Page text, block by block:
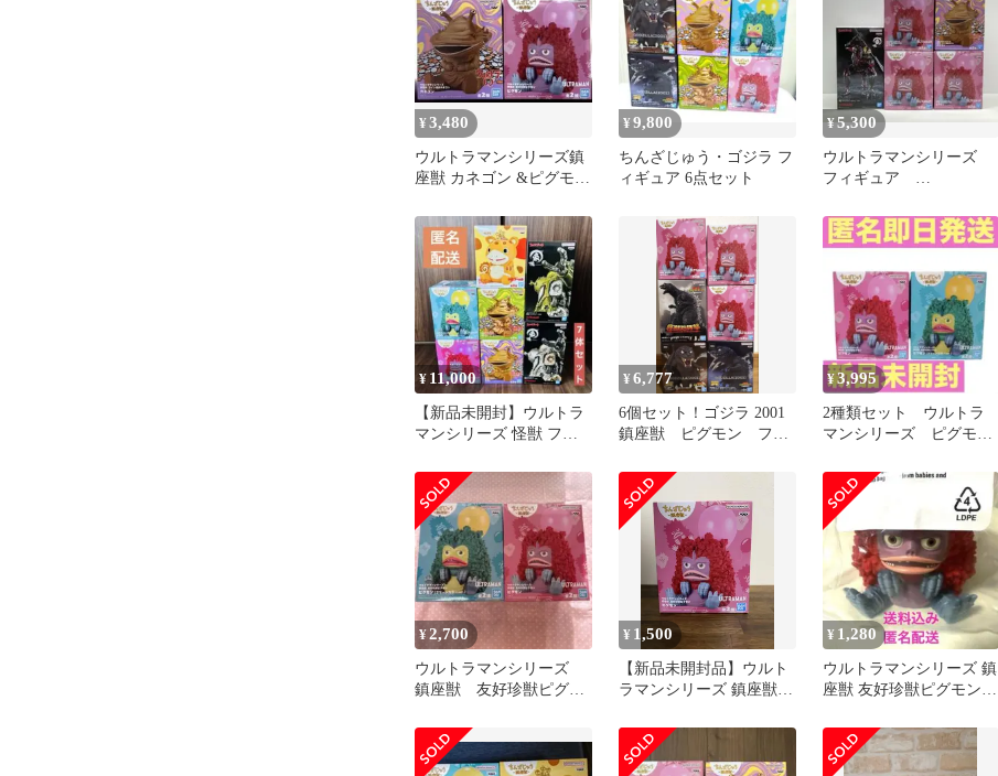
¥3,480
ウルトラマンシリーズ鎮
座獣 カネゴン &ピグモン
¥9,800
ちんざじゅう・ゴジラ フ
ィギュア 6点セット
¥5,300
ウルトラマンシリーズ
フィギュア
¥ 11,000
【新品未開封】ウルトラ
マンシリーズ 怪獣 フィ
体セット】
¥6,777
6個セット！ゴジラ 2001
鎮座獣 ピグモン フィ
¥3,995
2種類セット ウルトラ
マンシリーズ ピグモン
¥2,700
ウルトラマンシリーズ
鎮座獣 友好珍獣ピグモ
カラー）
¥ 1,500
【新品未開封品】ウルト
ラマンシリーズ 鎮座獣
ュア
¥ 1,280
ウルトラマンシリーズ 鎮
座獣 友好珍獣ピグモンA
箱なし】